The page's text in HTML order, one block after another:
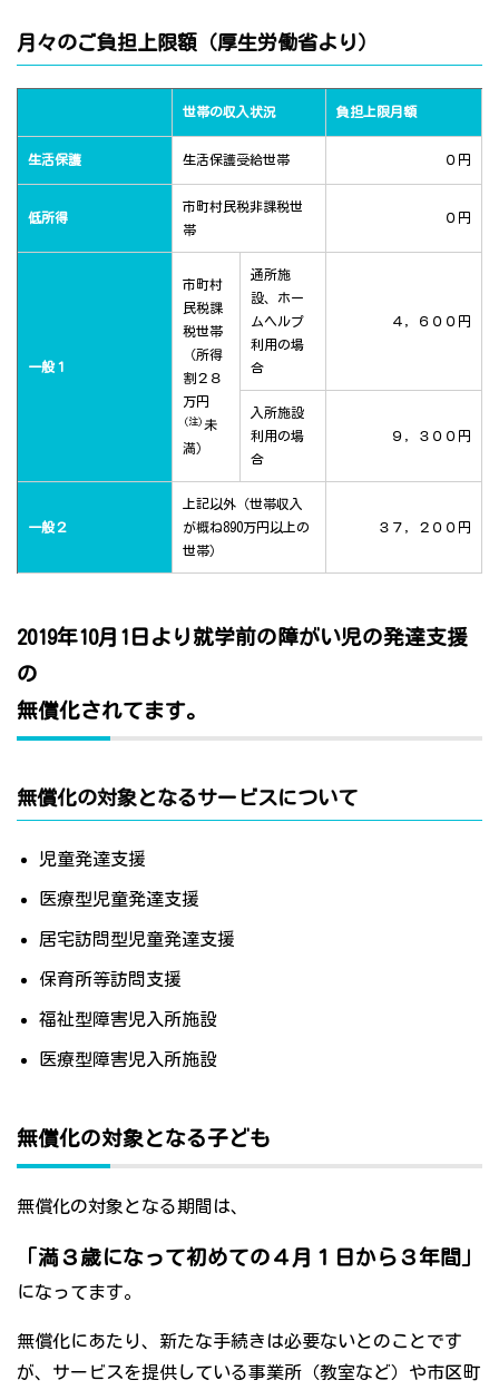
月々のご負担上限額（厚生労働省より）
世帯の収入状況 負担上限月額
生活保護 生活保護受給世帯 ０円
低所得
市町村民税非課税世
帯
０円
一般１
市町村
民税課
税世帯
（所得
割２８
万円
(注) 未
満）
通所施
設、ホー
ムヘルプ
利用の場
合
４，６００円
入所施設
利用の場
合
９，３００円
一般２
上記以外（世帯収入
が概ね890万円以上の
世帯）
３７，２００円
2019年10月1日より就学前の障がい児の発達支援
の
無償化されてます。
無償化の対象となるサービスについて
児童発達支援
医療型児童発達支援
居宅訪問型児童発達支援
保育所等訪問支援
福祉型障害児入所施設
医療型障害児入所施設
無償化の対象となる子ども
無償化の対象となる期間は、
「満３歳になって初めての４月１日から３年間」
になってます。
無償化にあたり、新たな手続きは必要ないとのことです
が、サービスを提供している事業所（教室など）や市区町